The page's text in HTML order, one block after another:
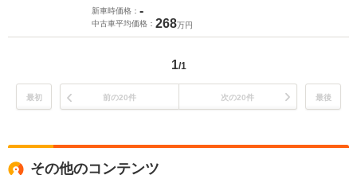
新車時価格： -
中古車平均価格： 268万円
1/1
最初 前の20件 次の20件 最後
その他のコンテンツ